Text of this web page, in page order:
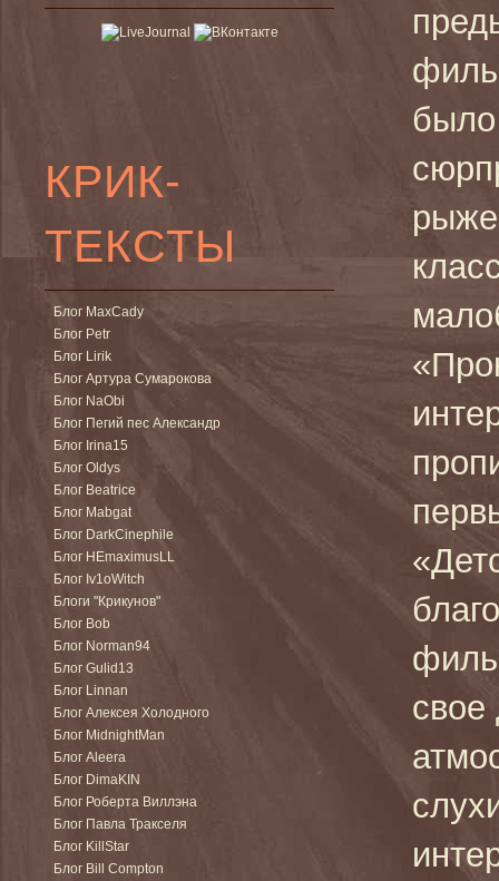
КРИК-
ТЕКСТЫ
Блог MaxCady
Блог Petr
Блог Lirik
Блог Артура Сумарокова
Блог NaObi
Блог Пегий пес Александр
Блог Irina15
Блог Oldys
Блог Beatrice
Блог Mabgat
Блог DarkCinephile
Блог HEmaximusLL
Блог Iv1oWitch
Блоги "Крикунов"
Блог Bob
Блог Norman94
Блог Gulid13
Блог Linnan
Блог Алексея Холодного
Блог MidnightMan
Блог Aleera
Блог DimaKIN
Блог Роберта Виллэна
Блог Павла Тракселя
Блог KillStar
Блог Bill Compton
было
свое